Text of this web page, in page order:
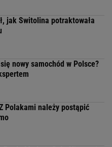
jak Switolina potraktowała
nowy samochód w Polsce?
Polakami należy postąpić